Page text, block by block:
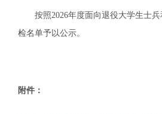
按照2026年度面向退役大学生士兵
检名单予以公示。
附件：